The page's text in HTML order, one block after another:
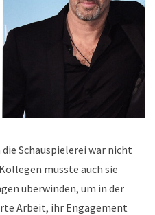
Schauspielerei war nicht
musste auch sie
überwinden, um in der
Arbeit, ihr Engagement